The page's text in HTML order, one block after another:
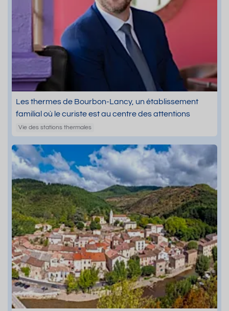
Les thermes de Bourbon-Lancy, un établissement
familial où le curiste est au centre des attentions
Vie des stations thermales